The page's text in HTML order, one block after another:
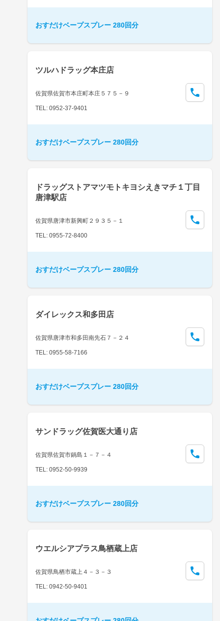
おすだけベープスプレー 280回分
ツルハドラッグ本庄店
佐賀県佐賀市本庄町本庄５７５－９
TEL: 0952-37-9401
おすだけベープスプレー 280回分
ドラッグストアマツモトキヨシえきマチ１丁目
唐津駅店
佐賀県唐津市新興町２９３５－１
TEL: 0955-72-8400
おすだけベープスプレー 280回分
ダイレックス和多田店
佐賀県唐津市和多田南先石７－２４
TEL: 0955-58-7166
おすだけベープスプレー 280回分
サンドラッグ佐賀医大通り店
佐賀県佐賀市鍋島１－７－４
TEL: 0952-50-9939
おすだけベープスプレー 280回分
ウエルシアプラス鳥栖蔵上店
佐賀県鳥栖市蔵上４－３－３
TEL: 0942-50-9401